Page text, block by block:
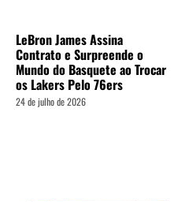
LeBron James Assina
Contrato e Surpreende o
Mundo do Basquete ao Trocar
os Lakers Pelo 76ers
24 de julho de 2026